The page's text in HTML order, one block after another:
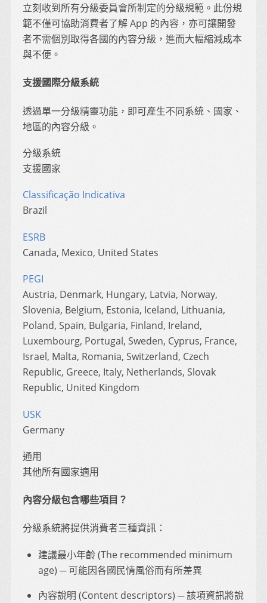
立刻收到所有分級委員會所制定的分級規範。此份規
範不僅可協助消費者了解 App 的內容，亦可讓開發
者不需個別取得各國的內容分級，進而大幅縮減成本
與不便。
支援國際分級系統
透過單一分級精靈功能，即可產生不同系統、國家、
地區的內容分級。
分級系統
支援國家
Classificação Indicativa
Brazil
ESRB
Canada, Mexico, United States
PEGI
Austria, Denmark, Hungary, Latvia, Norway,
Slovenia, Belgium, Estonia, Iceland, Lithuania,
Poland, Spain, Bulgaria, Finland, Ireland,
Luxembourg, Portugal, Sweden, Cyprus, France,
Israel, Malta, Romania, Switzerland, Czech
Republic, Greece, Italy, Netherlands, Slovak
Republic, United Kingdom
USK
Germany
通用
其他所有國家適用
內容分級包含哪些項目？
分級系統將提供消費者三種資訊：
建議最小年齡 (The recommended minimum
age) ─ 可能因各國民情風俗而有所差異
內容說明 (Content descriptors) ─ 該項資訊將說